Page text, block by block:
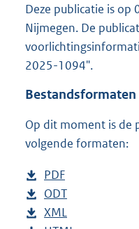
Deze publicatie is
Nijmegen. De
2025-1094".
Bestandsformaten
Op dit moment is de
volgende formaten:
D
o
w
PDF
e
s
D
o
ODT
D
XML